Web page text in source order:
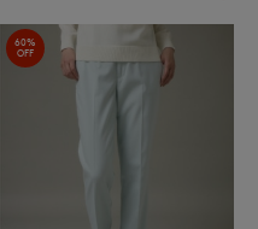
60%
OFF